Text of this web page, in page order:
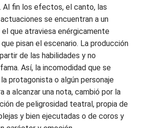
Al fin los efectos, el canto, las
se encuentran a un
que atraviesa enérgicamente
pisan el escenario. La producción
de las habilidades y no
Así, la incomodidad que se
protagonista o algún personaje
a alcanzar una nota, cambió por la
de peligrosidad teatral, propia de
y bien ejecutadas o de coros y